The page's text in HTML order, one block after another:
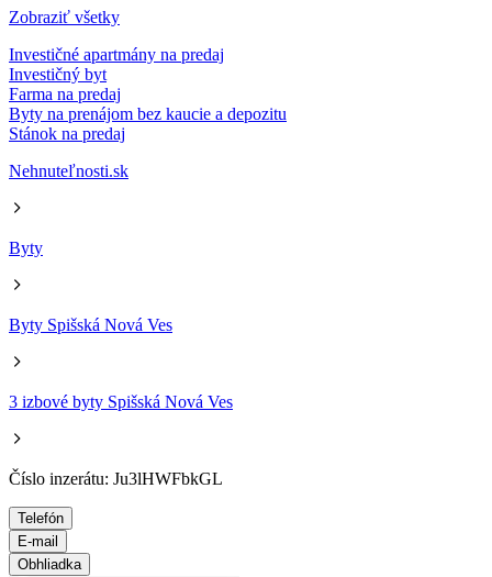
Zobraziť všetky
Investičné apartmány na predaj
Investičný byt
Farma na predaj
Byty na prenájom bez kaucie a depozitu
Stánok na predaj
Nehnuteľnosti.sk
Byty
Byty Spišská Nová Ves
3 izbové byty Spišská Nová Ves
Číslo inzerátu: Ju3lHWFbkGL
Telefón
E-mail
Obhliadka